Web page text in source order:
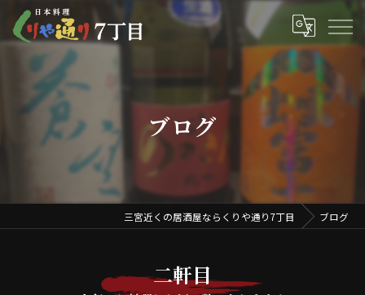
ブログ
三宮近くの居酒屋ならくりや通り7丁目 ブログ
二軒目